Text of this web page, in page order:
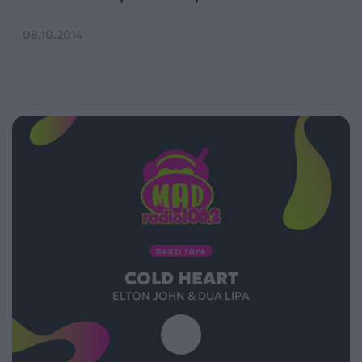
08.10.2014
ΠΑΙΖΕΙ ΤΩΡΑ
COLD HEART
ELTON JOHN & DUA LIPA